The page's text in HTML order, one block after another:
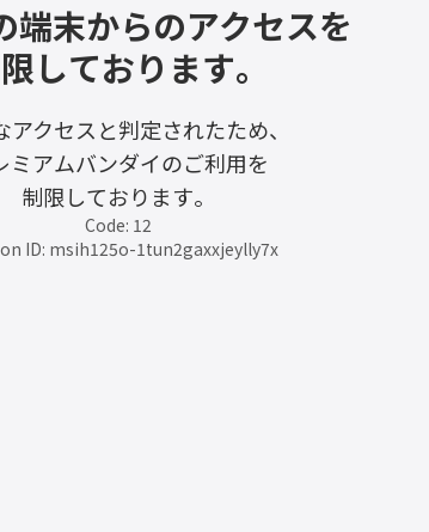
端末からのアクセスを
しております。
アクセスと判定されたため、
ミアムバンダイのご利用を
制限しております。
Code: 12
ID: msih125o-1tun2gaxxjeylly7x